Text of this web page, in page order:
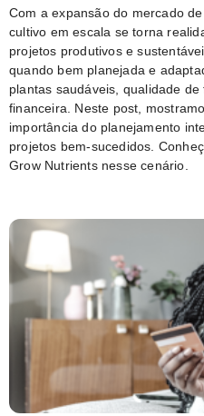
Com a expansão do mercado
cultivo em escala se torna
projetos produtivos e
quando bem planejada e
plantas saudáveis, qualidade
financeira. Neste post,
importância do planejamento
projetos bem-sucedidos.
Grow Nutrients nesse cenário.